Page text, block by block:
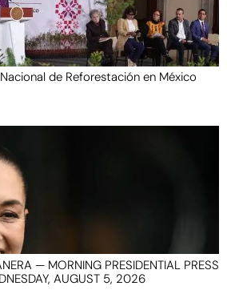
de Reforestación en México
— MORNING PRESIDENTIAL PRESS
AUGUST 5, 2026